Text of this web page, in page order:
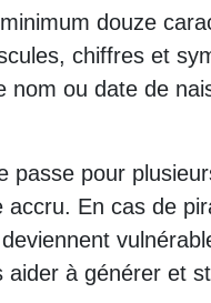
douze
chiffres et
nom ou date de
passe pour
En cas de
à générer et